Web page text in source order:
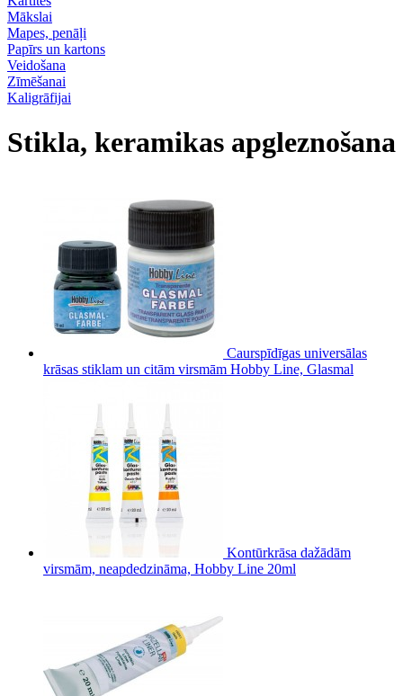
Mākslai
Mapes, penāļi
Papīrs un kartons
Veidošana
Zīmēšanai
Kaligrāfijai
Stikla, keramikas apgleznošana
Caurspīdīgas universālas
krāsas stiklam un citām virsmām Hobby Line, Glasmal
Kontūrkrāsa dažādām
virsmām, neapdedzināma, Hobby Line 20ml